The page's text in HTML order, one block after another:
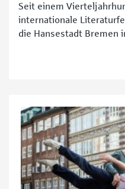
Seit einem
internationale
die Hansestadt Bremen
einmal Lyrikerinnen